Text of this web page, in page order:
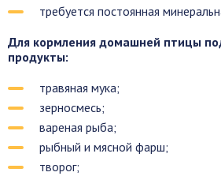
требуется постоянная
Для кормления домашней птицы
продукты:
травяная мука;
зерносмесь;
вареная рыба;
рыбный и мясной фарш;
творог;